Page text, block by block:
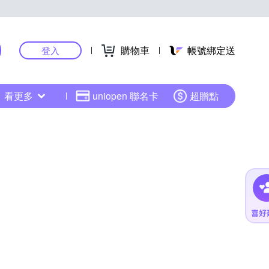
登入 購物車 帳號綁定送
看更多 uniopen 聯名卡 超贈點